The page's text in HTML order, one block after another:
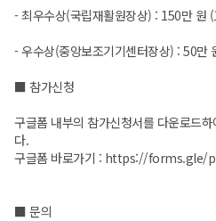
- 최우수상(국립재활원장상) : 150만 원
- 우수상(중앙보조기기센터장상) : 50만
■ 참가신청
구글폼 내부의 참가신청서를 다운로드
다.
구글폼 바로가기 : https://forms.gle/
■ 문의